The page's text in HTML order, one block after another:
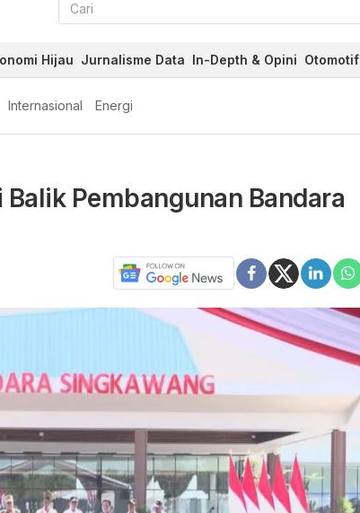
Hijau Jurnalisme Data In-Depth & Opini Otomotif
Internasional Energi
Pembangunan Bandara